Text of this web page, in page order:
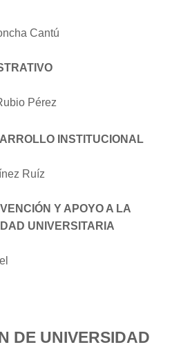
Cantú
Pérez
INSTITUCIONAL
Ruíz
Y APOYO A LA
UNIVERSITARIA
DE UNIVERSIDAD